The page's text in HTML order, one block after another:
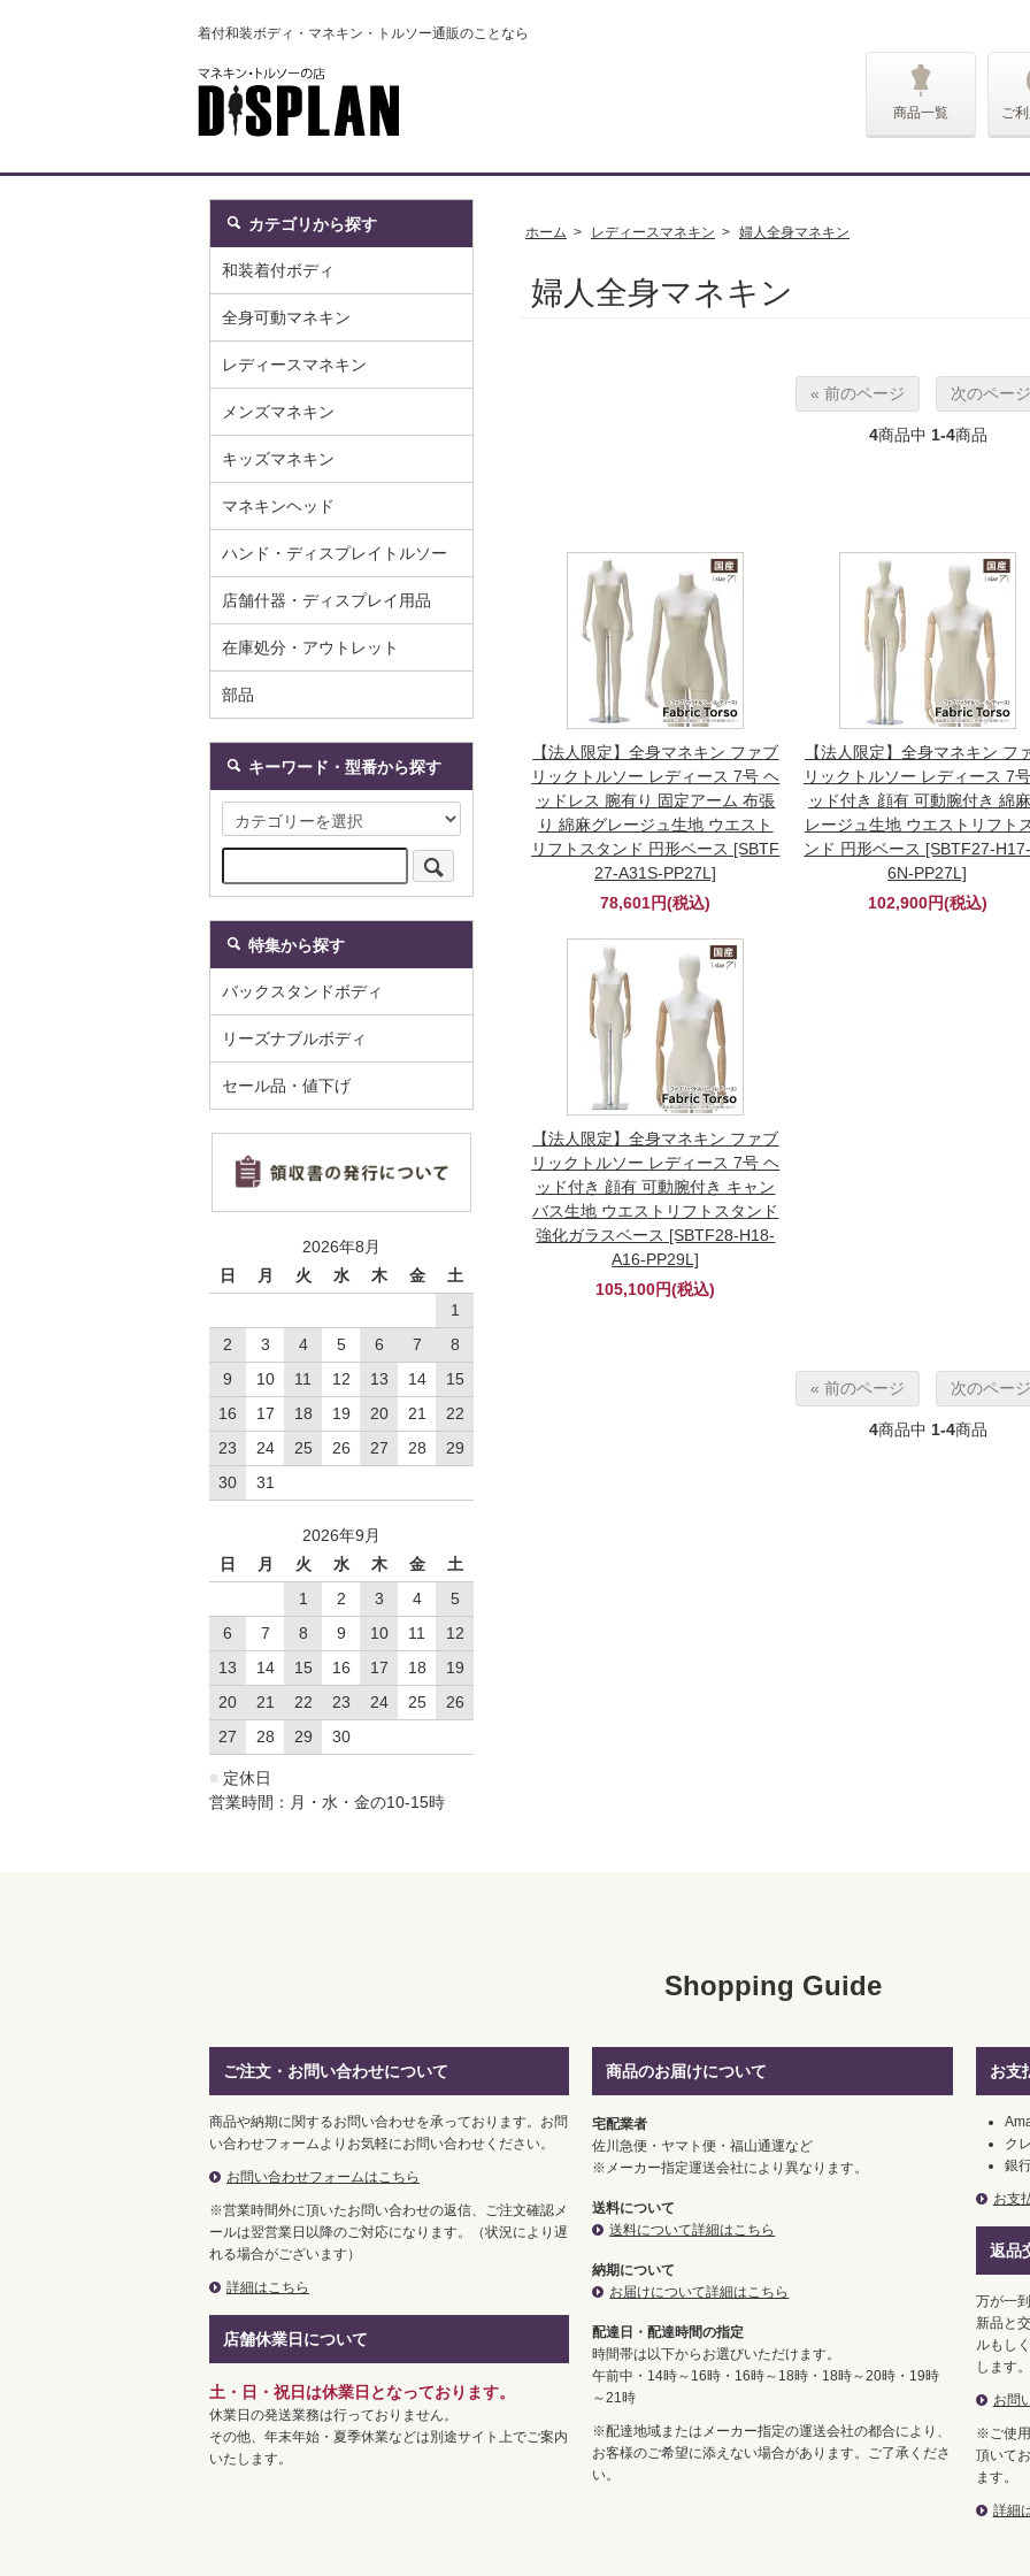
着付和装ボディ・マネキン・トルソー通販のことなら
商品一覧 ご
ホーム > レディースマネキン > 婦人全身マネキン
婦人全身マネキン
« 前のページ 次のペー
4商品中 1-4商品
【法人限定】全身マネキン ファブ
リックトルソー レディース 7号 ヘ
ッドレス 腕有り 固定アーム 布張
り 綿麻グレージュ生地 ウエスト
リフトスタンド 円形ベース [SBTF
27-A31S-PP27L]
78,601円(税込)
【法人限定】全身マネキン フ
リックトルソー レディース 7
ッド付き 顔有 可動腕付き 綿
レージュ生地 ウエストリフト
ンド 円形ベース [SBTF27-
6N-PP27L]
102,900円(税込)
【法人限定】全身マネキン ファブ
リックトルソー レディース 7号 ヘ
ッド付き 顔有 可動腕付き キャン
バス生地 ウエストリフトスタンド
強化ガラスベース [SBTF28-H18-
A16-PP29L]
105,100円(税込)
« 前のページ 次のペー
4商品中 1-4商品
カテゴリから探す
和装着付ボディ
全身可動マネキン
レディースマネキン
メンズマネキン
キッズマネキン
マネキンヘッド
ハンド・ディスプレイトルソー
店舗什器・ディスプレイ用品
在庫処分・アウトレット
部品
キーワード・型番から探す
特集から探す
バックスタンドボディ
リーズナブルボディ
セール品・値下げ
2026年8月
日
月 火 水 木 金
土
1
2
3 4 5 6 7
8
9
10 11 12 13 14
15
16
17 18 19 20 21
22
23
24 25 26 27 28
29
30
31
2026年9月
日
月 火 水 木 金
土
1
2 3 4
5
6
7 8 9 10 11
12
13
14 15 16 17 18
19
20
21 22 23 24 25
26
27
28 29 30
■ 定休日
営業時間：月・水・金の10-15時
Shopping Guide
ご注文・お問い合わせについて
商品や納期に関するお問い合わせを承っております。お問
い合わせフォームよりお気軽にお問い合わせください。
お問い合わせフォームはこちら
※営業時間外に頂いたお問い合わせの返信、ご注文確認メ
ールは翌営業日以降のご対応になります。（状況により遅
れる場合がございます）
詳細はこちら
店舗休業日について
土・日・祝日は休業日となっております。
休業日の発送業務は行っておりません。
その他、年末年始・夏季休業などは別途サイト上でご案内
いたします。
商品のお届けについて
宅配業者
佐川急便・ヤマト便・福山通運など
※メーカー指定運送会社により異なります。
送料について
送料について詳細はこちら
納期について
お届けについて詳細はこちら
配達日・配達時間の指定
時間帯は以下からお選びいただけます。
午前中・14時～16時・16時～18時・18時～20時・19時
～21時
※配達地域またはメーカー指定の運送会社の都合により、
お客様のご希望に添えない場合があります。ご了承くださ
い。
お支
ク
銀
お支
返品
万が一
新品と
ルもし
します。
お問
※ご使
頂いて
ます。
詳細